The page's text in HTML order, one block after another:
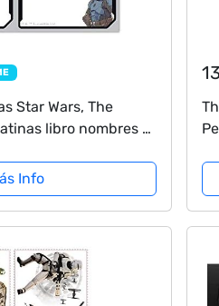
Star Wars, The
libro nombres /
material escolar -...
Info